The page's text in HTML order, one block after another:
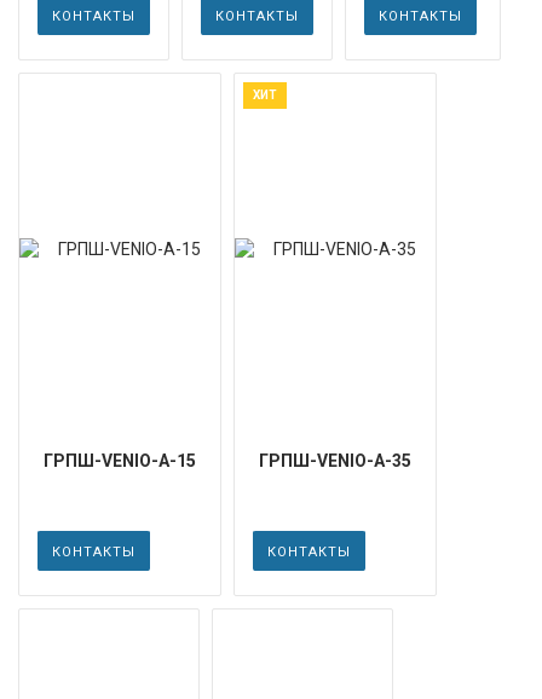
КОНТАКТЫ КОНТАКТЫ КОНТАКТЫ
ГРПШ-VENIO-А-15
КОНТАКТЫ
ХИТ
ГРПШ-VENIO-А-35
КОНТАКТЫ